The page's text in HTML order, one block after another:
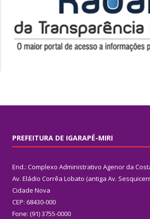
PREFEITURA DE IGARAPÉ-MIRI
End.: Complexo Administrativo Agenor da
Av. Eládio Corrêa Lobato (antiga Av.
Cidade Nova
CEP: 68430-000
Fone: (91) 3755-0000